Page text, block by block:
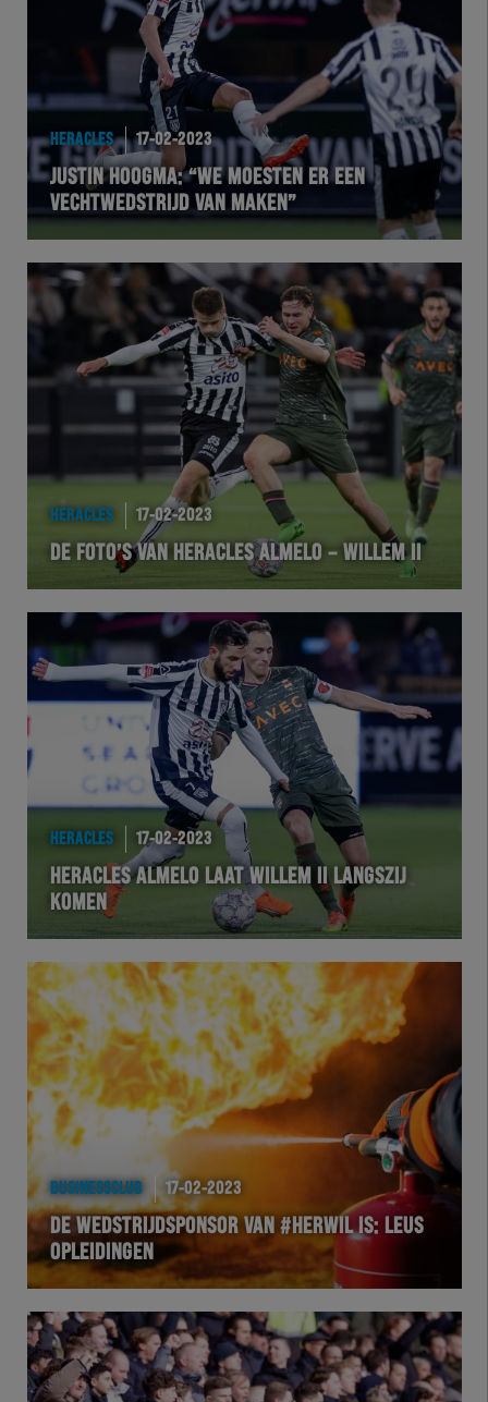
Heracles
BusinessClub
Foundation
Herakids
Team Zwart Wit
Futsal
Academie
HERACLES 17-02-2023
JUSTIN HOOGMA: “WE MOESTEN ER EEN
VECHTWEDSTRIJD VAN MAKEN”
HERACLES 17-02-2023
DE FOTO’S VAN HERACLES ALMELO – WILLEM II
HERACLES 17-02-2023
HERACLES ALMELO LAAT WILLEM II LANGSZIJ
KOMEN
BUSINESSCLUB 17-02-2023
DE WEDSTRIJDSPONSOR VAN #HERWIL IS: LEUS
OPLEIDINGEN